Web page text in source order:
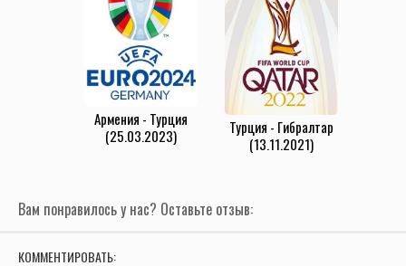
Армения - Турция
(25.03.2023)
Турция - Гибралтар
(13.11.2021)
Вам понравилось у нас? Оставьте отзыв:
КОММЕНТИРОВАТЬ: